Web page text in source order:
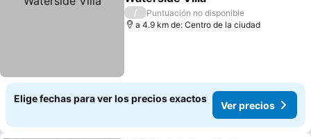
Ver precios
/
Puntuación no disponible
a 4.9 km de: Centro de la ciudad
Elige fechas para ver los precios exactos
Ver precios